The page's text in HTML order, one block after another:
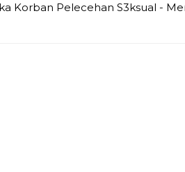
Pelecehan S3ksual -